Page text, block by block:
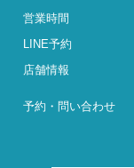
営業時間
LINE予約
店舗情報
予約・問い合わせ